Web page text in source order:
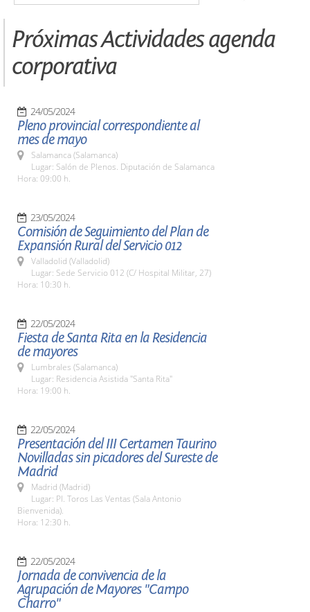
Próximas Actividades agenda
corporativa
24/05/2024
Pleno provincial correspondiente al
mes de mayo
Salamanca (Salamanca)
Lugar: Salón de Plenos. Diputación de Salamanca
Hora: 09:00 h.
23/05/2024
Comisión de Seguimiento del Plan de
Expansión Rural del Servicio 012
Valladolid (Valladolid)
Lugar: Sede Servicio 012 (C/ Hospital Militar, 27)
Hora: 10:30 h.
22/05/2024
Fiesta de Santa Rita en la Residencia
de mayores
Lumbrales (Salamanca)
Lugar: Residencia Asistida "Santa Rita"
Hora: 19:00 h.
22/05/2024
Presentación del III Certamen Taurino
Novilladas sin picadores del Sureste de
Madrid
Madrid (Madrid)
Lugar: Pl. Toros Las Ventas (Sala Antonio
Bienvenida).
Hora: 12:30 h.
22/05/2024
Jornada de convivencia de la
Agrupación de Mayores "Campo
Charro"